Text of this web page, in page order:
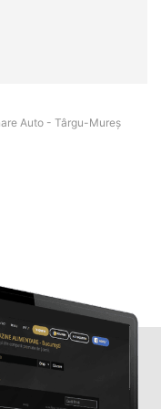
Auto - Târgu-Mureş